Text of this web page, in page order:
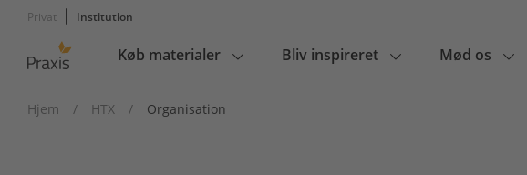
Privat Institution
Main
Køb materialer Bliv inspireret Mød os
Hjem / HTX / Organisation